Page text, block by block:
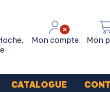
Mon compte Mon
CATALOGUE